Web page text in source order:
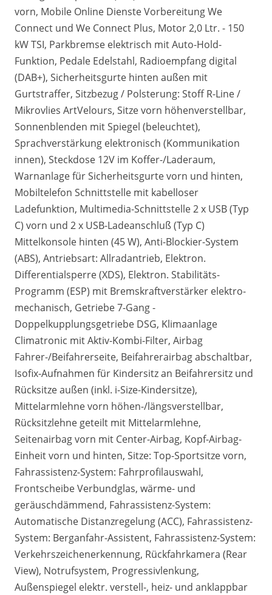
vorn, Mobile Online Dienste Vorbereitung We
Connect und We Connect Plus, Motor 2,0 Ltr. - 150
kW TSI, Parkbremse elektrisch mit Auto-Hold-
Funktion, Pedale Edelstahl, Radioempfang digital
(DAB+), Sicherheitsgurte hinten außen mit
Gurtstraffer, Sitzbezug / Polsterung: Stoff R-Line /
Mikrovlies ArtVelours, Sitze vorn höhenverstellbar,
Sonnenblenden mit Spiegel (beleuchtet),
Sprachverstärkung elektronisch (Kommunikation
innen), Steckdose 12V im Koffer-/Laderaum,
Warnanlage für Sicherheitsgurte vorn und hinten,
Mobiltelefon Schnittstelle mit kabelloser
Ladefunktion, Multimedia-Schnittstelle 2 x USB (Typ
C) vorn und 2 x USB-Ladeanschluß (Typ C)
Mittelkonsole hinten (45 W), Anti-Blockier-System
(ABS), Antriebsart: Allradantrieb, Elektron.
Differentialsperre (XDS), Elektron. Stabilitäts-
Programm (ESP) mit Bremskraftverstärker elektro-
mechanisch, Getriebe 7-Gang -
Doppelkupplungsgetriebe DSG, Klimaanlage
Climatronic mit Aktiv-Kombi-Filter, Airbag
Fahrer-/Beifahrerseite, Beifahrerairbag abschaltbar,
Isofix-Aufnahmen für Kindersitz an Beifahrersitz und
Rücksitze außen (inkl. i-Size-Kindersitze),
Mittelarmlehne vorn höhen-/längsverstellbar,
Rücksitzlehne geteilt mit Mittelarmlehne,
Seitenairbag vorn mit Center-Airbag, Kopf-Airbag-
Einheit vorn und hinten, Sitze: Top-Sportsitze vorn,
Fahrassistenz-System: Fahrprofilauswahl,
Frontscheibe Verbundglas, wärme- und
geräuschdämmend, Fahrassistenz-System:
Automatische Distanzregelung (ACC), Fahrassistenz-
System: Berganfahr-Assistent, Fahrassistenz-System:
Verkehrszeichenerkennung, Rückfahrkamera (Rear
View), Notrufsystem, Progressivlenkung,
Außenspiegel elektr. verstell-, heiz- und anklappbar